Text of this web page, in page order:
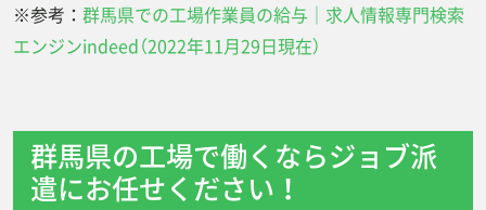
※参考： 群馬県での工場作業員の給与｜求人情報専門検索
エンジンindeed（2022年11月29日現在）
群馬県の工場で働くならジョブ派
遣にお任せください！